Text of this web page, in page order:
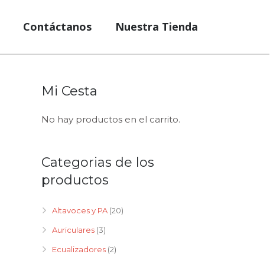
Contáctanos Nuestra Tienda
Mi Cesta
No hay productos en el carrito.
Categorias de los
productos
Altavoces y PA (20)
Auriculares (3)
Ecualizadores (2)